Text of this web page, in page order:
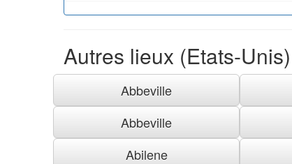
Autres lieux (Etats-Unis)
Abbeville
Abbeville
Abilene